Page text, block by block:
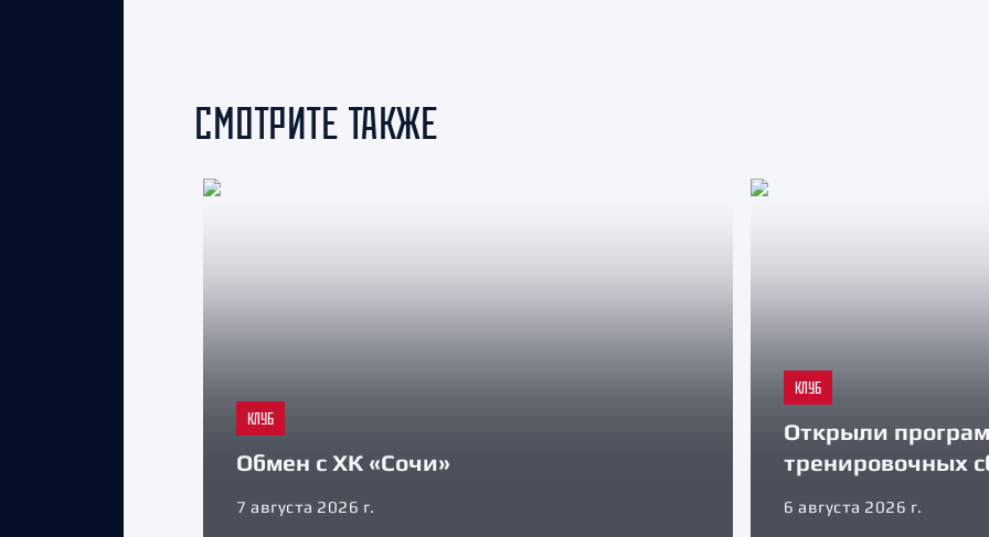
СМОТРИТЕ ТАКЖЕ
КЛУБ
Обмен с ХК «Сочи»
7 августа 2026 г.
КЛУБ
Открыли
тренировочных
6 августа 2026 г.